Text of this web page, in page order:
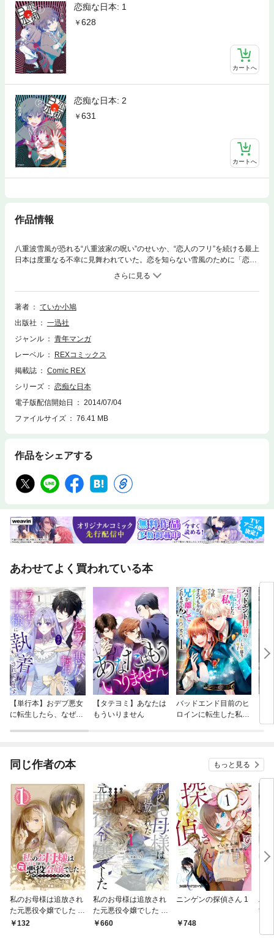
恋痴な日本: 1
628
カートへ
恋痴な日本: 2
631
カートへ
作品情報
八重波雪風が恐れる“八重波家の呪い”のせいか、“恋人のフリ”を続ける最上
日本は度重なる不幸に見舞われていた。恋を知らない雪風のために「恋の
すべてを教えてやる」と約束をする日本だが、日本にこれ以上不幸が続く
ことを心配した雪風に別れ話を切りだされ―。恋愛音痴たちの残念なラブ
コメディ、ここに完結！
著者
ていか小鳩
出版社
一迅社
ジャンル
青年マンガ
レーベル
REXコミックス
掲載誌
Comic REX
シリーズ
恋痴な日本
電子版配信開始日
2014/07/04
ファイルサイズ
76.41 MB
作品をシェアする
あわせてよく買われている本
【単行本】おデブ悪女
に転生したら、なぜか
【タテヨミ】あなたは
もういりません
バッドエンド目前のヒ
ロインに転生した私、
同じ作者の本 もっと見る
私のお母様は追放され
た元悪役令嬢でした 平
民ブスメガネの下剋上
132
私のお母様は追放され
た元悪役令嬢でした 平
民ブスメガネの下剋上
660
ニンゲンの探偵さん 1
748
ハ
the